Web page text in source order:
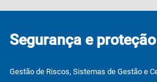
Segurança e proteção
Gestão de Riscos, Sistemas de Gestão e